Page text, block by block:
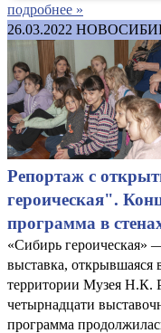
подробнее »
26.03.2022
Репортаж с
героическая".
программа в
«Сибирь героическая»
выставка, открывшаяся
территории Музея Н.К.
четырнадцати
программа